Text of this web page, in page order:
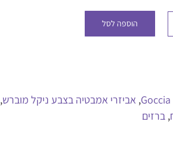
הוספה לסל
, אביזרי אמבטיה בצבע ניקל מוברש,
, ברזים